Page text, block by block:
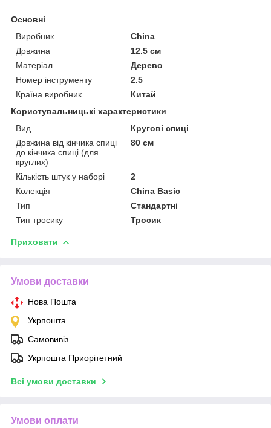
Основні
Виробник
China
Довжина
12.5 см
Матеріал
Дерево
Номер інструменту
2.5
Країна виробник
Китай
Користувальницькі характеристики
Вид
Кругові спиці
Довжина від кінчика спиці
до кінчика спиці (для
круглих)
80 см
Кількість штук у наборі
2
Колекція
China Basic
Тип
Стандартні
Тип тросику
Тросик
Приховати
Умови доставки
Нова Пошта
Укрпошта
Самовивіз
Укрпошта Приорітетний
Всі умови доставки
Умови оплати